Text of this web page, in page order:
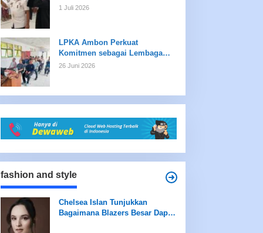
dan Kualitas Layanan
1 Juli 2026
LPKA Ambon Perkuat
Komitmen sebagai Lembaga
Ramah Anak Melalui
26 Juni 2026
fashion and style
Chelsea Islan Tunjukkan
Bagaimana Blazers Besar Dapat